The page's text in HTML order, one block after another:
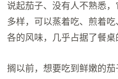
说起茄子、没有人不熟悉
多样，可以蒸着吃、煎着
各的风味，几乎占据了餐桌
搁以前，想要吃到鲜嫩的茄